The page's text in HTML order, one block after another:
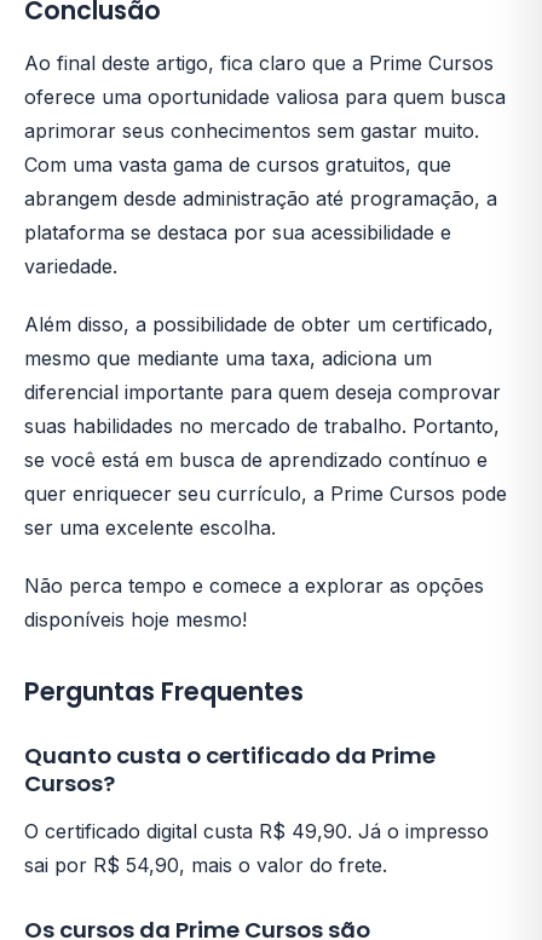
Conclusão
Ao final deste artigo, fica claro que a Prime Cursos
oferece uma oportunidade valiosa para quem busca
aprimorar seus conhecimentos sem gastar muito.
Com uma vasta gama de cursos gratuitos, que
abrangem desde administração até programação, a
plataforma se destaca por sua acessibilidade e
variedade.
Além disso, a possibilidade de obter um certificado,
mesmo que mediante uma taxa, adiciona um
diferencial importante para quem deseja comprovar
suas habilidades no mercado de trabalho. Portanto,
se você está em busca de aprendizado contínuo e
quer enriquecer seu currículo, a Prime Cursos pode
ser uma excelente escolha.
Não perca tempo e comece a explorar as opções
disponíveis hoje mesmo!
Perguntas Frequentes
Quanto custa o certificado da Prime
Cursos?
O certificado digital custa R$ 49,90. Já o impresso
sai por R$ 54,90, mais o valor do frete.
Os cursos da Prime Cursos são